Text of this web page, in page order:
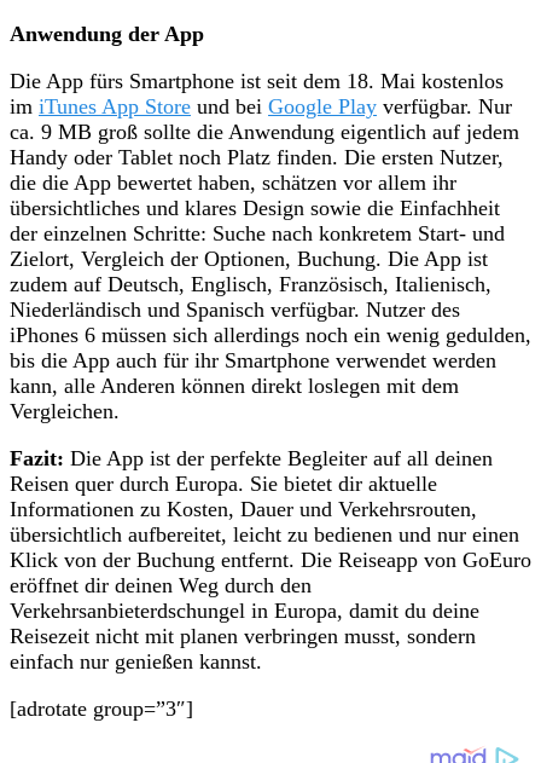
Anwendung der App
Die App fürs Smartphone ist seit dem 18. Mai kostenlos
im iTunes App Store und bei Google Play verfügbar. Nur
ca. 9 MB groß sollte die Anwendung eigentlich auf jedem
Handy oder Tablet noch Platz finden. Die ersten Nutzer,
die die App bewertet haben, schätzen vor allem ihr
übersichtliches und klares Design sowie die Einfachheit
der einzelnen Schritte: Suche nach konkretem Start- und
Zielort, Vergleich der Optionen, Buchung. Die App ist
zudem auf Deutsch, Englisch, Französisch, Italienisch,
Niederländisch und Spanisch verfügbar. Nutzer des
iPhones 6 müssen sich allerdings noch ein wenig gedulden,
bis die App auch für ihr Smartphone verwendet werden
kann, alle Anderen können direkt loslegen mit dem
Vergleichen.
Fazit: Die App ist der perfekte Begleiter auf all deinen
Reisen quer durch Europa. Sie bietet dir aktuelle
Informationen zu Kosten, Dauer und Verkehrsrouten,
übersichtlich aufbereitet, leicht zu bedienen und nur einen
Klick von der Buchung entfernt. Die Reiseapp von GoEuro
eröffnet dir deinen Weg durch den
Verkehrsanbieterdschungel in Europa, damit du deine
Reisezeit nicht mit planen verbringen musst, sondern
einfach nur genießen kannst.
[adrotate group=”3″]